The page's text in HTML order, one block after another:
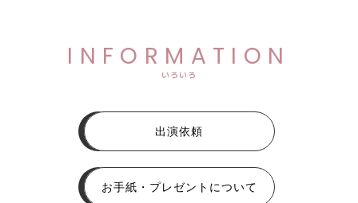
INFORMATION
いろいろ
出演依頼
お手紙・プレゼントについて